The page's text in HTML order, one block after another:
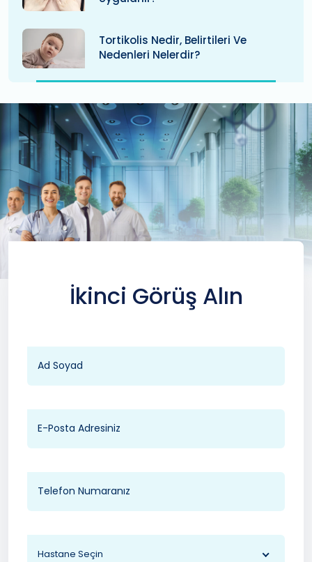
Tortikolis Nedir, Belirtileri Ve
Nedenleri Nelerdir?
İkinci Görüş Alın
Hastane Seçin